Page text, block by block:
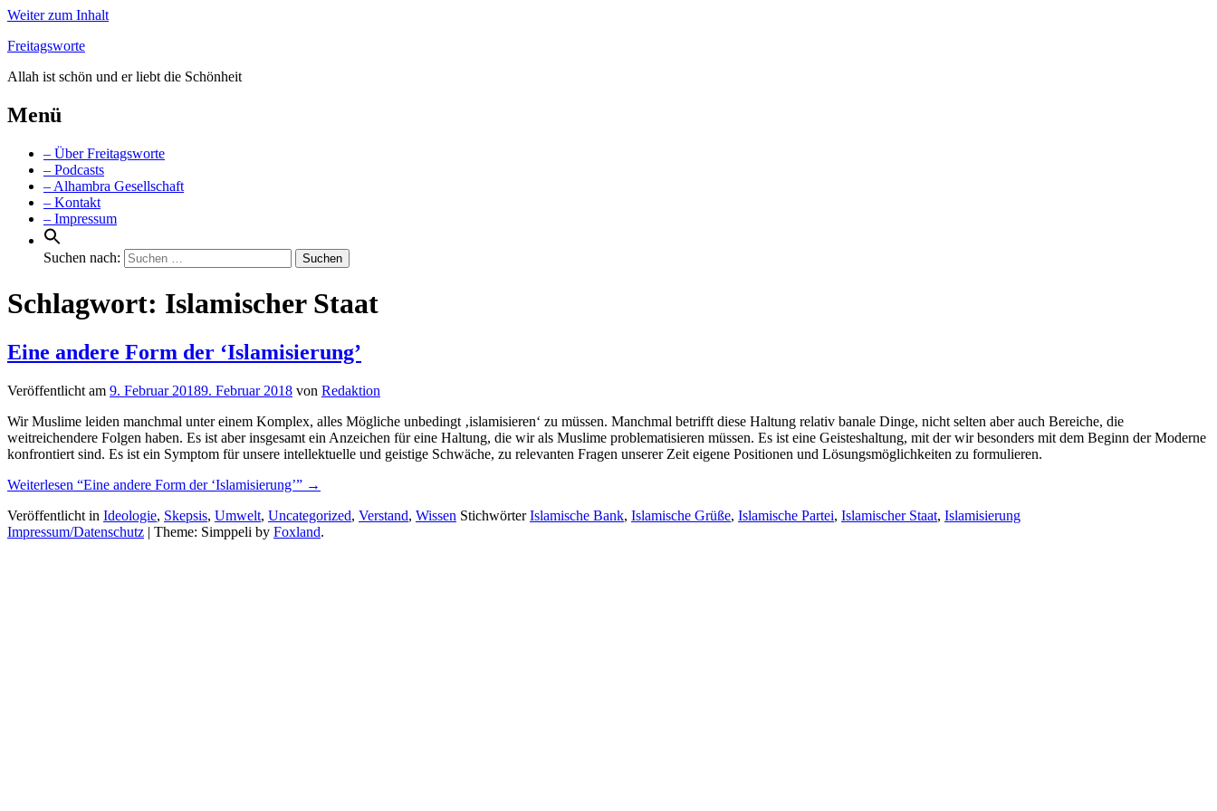
Weiter zum Inhalt
Freitagsworte
Allah ist schön und er liebt die Schönheit
Menü
– Über Freitagsworte
– Podcasts
– Alhambra Gesellschaft
– Kontakt
– Impressum
Suchen nach:
Schlagwort: Islamischer Staat
Eine andere Form der ‘Islamisierung’
Veröffentlicht am 9. Februar 20189. Februar 2018 von Redaktion
Wir Muslime leiden manchmal unter einem Komplex, alles Mögliche unbedingt ‚islamisieren‘ zu müssen. Manchmal betrifft diese Haltung relativ banale Dinge, nicht selten aber auch Bereiche, die
weitreichendere Folgen haben. Es ist aber insgesamt ein Anzeichen für eine Haltung, die wir als Muslime problematisieren müssen. Es ist eine Geisteshaltung, mit der wir besonders mit dem Beginn der Moderne
konfrontiert sind. Es ist ein Symptom für unsere intellektuelle und geistige Schwäche, zu relevanten Fragen unserer Zeit eigene Positionen und Lösungsmöglichkeiten zu formulieren.
Weiterlesen “Eine andere Form der ‘Islamisierung’” →
Veröffentlicht in Ideologie, Skepsis, Umwelt, Uncategorized, Verstand, Wissen StichwörterIslamische Bank, Islamische Grüße, Islamische Partei, Islamischer Staat, Islamisierung
Impressum/Datenschutz | Theme: Simppeli by Foxland.